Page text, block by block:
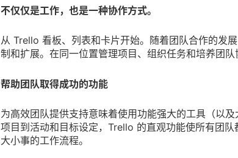
不仅仅是工作，也是一种协作方式。
从 Trello 看板、列表和卡片开始。随着团队合作的发
制和扩展。在同一位置管理项目、组织任务和培养团队
帮助团队取得成功的功能
为高效团队提供支持意味着使用功能强大的工具（以
项目到活动和目标设定，Trello 的直观功能使所有团队
大小事的工作流程。